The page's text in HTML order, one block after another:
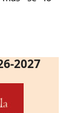
2027